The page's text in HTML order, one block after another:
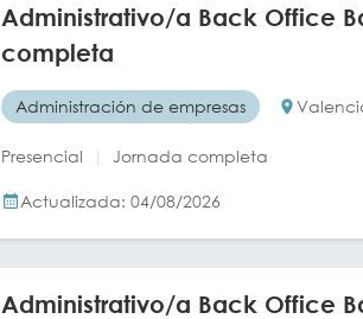
Administrativo/a Back Office
completa
Administración de empresas
Presencial Jornada completa
Actualizada: 04/08/2026
Administrativo/a Back Office